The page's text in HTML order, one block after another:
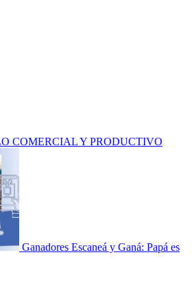
COMERCIAL Y PRODUCTIVO
Ganadores Escaneá y Ganá: Papá es